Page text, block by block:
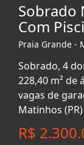
Sobrado
Com
Praia Grande -
Sobrado, 4
228,40 m² de
vagas de
Matinhos (PR)
R$